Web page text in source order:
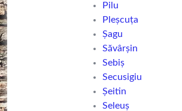
Pilu
Pleșcuța
Șagu
Săvârșin
Sebiş
Secusigiu
Șeitin
Seleuș